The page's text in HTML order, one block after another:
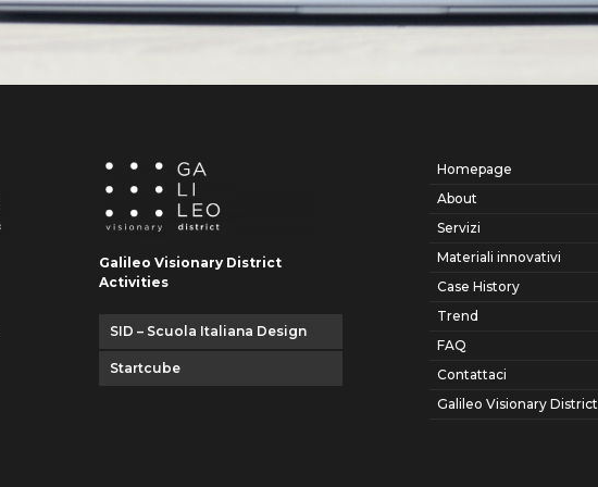
Galileo Visionary District
Activities
SID – Scuola Italiana Design
Startcube
Homepage
About
Servizi
Materiali innovativi
Case History
Trend
FAQ
Contattaci
Galileo Visionary District